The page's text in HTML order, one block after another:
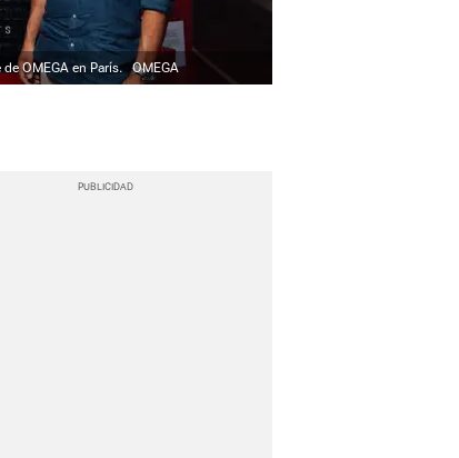
OMEGA en París. OMEGA